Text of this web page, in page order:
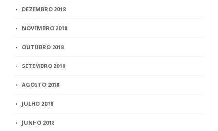
DEZEMBRO 2018
NOVEMBRO 2018
OUTUBRO 2018
SETEMBRO 2018
AGOSTO 2018
JULHO 2018
JUNHO 2018